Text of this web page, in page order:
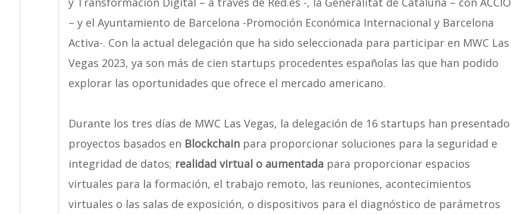
– y el Ayuntamiento de Barcelona -Promoción Económica Internacional y Barcelona
Activa-. Con la actual delegación que ha sido seleccionada para participar en MWC Las
Vegas 2023, ya son más de cien startups procedentes españolas las que han podido
explorar las oportunidades que ofrece el mercado americano.
Durante los tres días de MWC Las Vegas, la delegación de 16 startups han presentado
proyectos basados en Blockchainpara proporcionar soluciones para la seguridad e
integridad de datos; realidad virtual o aumentadapara proporcionar espacios
virtuales para la formación, el trabajo remoto, las reuniones, acontecimientos
virtuales o las salas de exposición, o dispositivos para el diagnóstico de parámetros